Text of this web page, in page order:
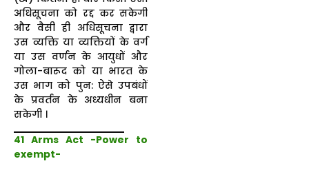
अधिसूचना को रद्द कर सकेगी
और वैसी ही अधिसूचना द्वारा
उस व्यक्ति या व्यक्तियों के वर्ग
या उस वर्णन के आयुधों और
गोला-बारूद को या भारत के
उस भाग को पुन: ऐसे उपबंधों
के प्रवर्तन के अध्यधीन बना
सकेगी ।
41 Arms Act -Power to
exempt-